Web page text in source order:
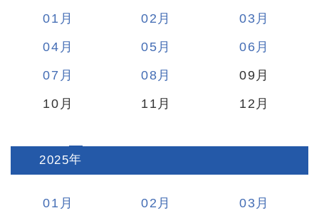
01 02
03
04
05
06
07
08
09
10
11 12
2025:
01 02
03